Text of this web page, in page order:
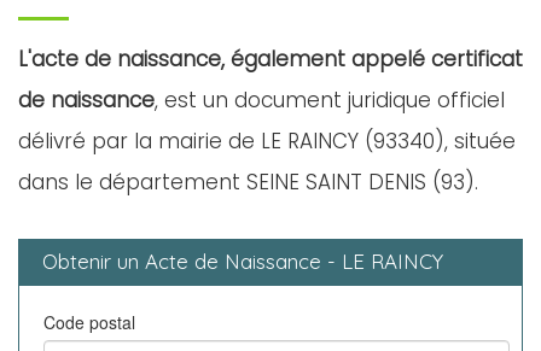
L'acte de naissance, également appelé certificat
de naissance, est un document juridique officiel
délivré par la mairie de LE RAINCY (93340), située
dans le département SEINE SAINT DENIS (93).
Obtenir un Acte de Naissance - LE RAINCY
Code postal